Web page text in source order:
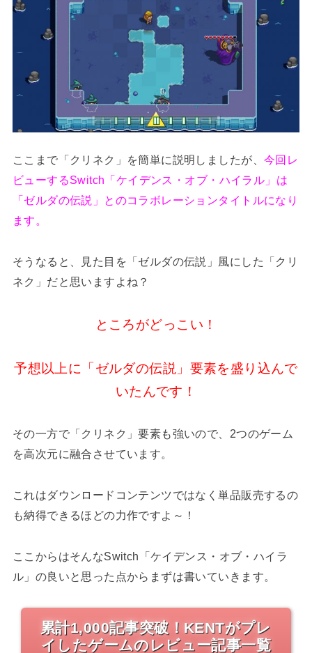
ここまで「クリネク」を簡単に説明しましたが、 今回レ
ビューするSwitch「ケイデンス・オブ・ハイラル」は
「ゼルダの伝説」とのコラボレーションタイトルになり
ます。
そうなると、見た目を「ゼルダの伝説」風にした「クリ
ネク」だと思いますよね？
ところがどっこい！
予想以上に「ゼルダの伝説」要素を盛り込んで
いたんです！
その一方で「クリネク」要素も強いので、2つのゲーム
を高次元に融合させています。
これはダウンロードコンテンツではなく単品販売するの
も納得できるほどの力作ですよ～！
ここからはそんなSwitch「ケイデンス・オブ・ハイラ
ル」の良いと思った点からまずは書いていきます。
累計1,000記事突破！KENTがプレ
イしたゲームのレビュー記事一覧